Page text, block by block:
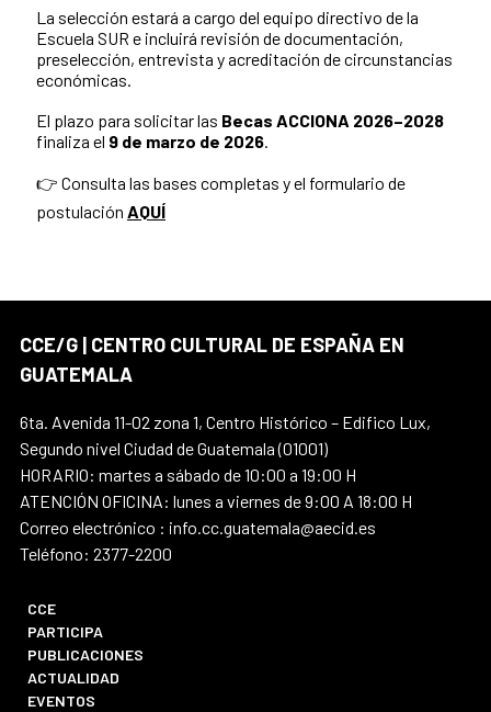
La selección estará a cargo del equipo directivo de la
Escuela SUR e incluirá revisión de documentación,
preselección, entrevista y acreditación de circunstancias
económicas.
El plazo para solicitar las Becas ACCIONA 2026–2028
finaliza el 9 de marzo de 2026.
👉 Consulta las bases completas y el formulario de
postulación AQUÍ
CCE/G | CENTRO CULTURAL DE ESPAÑA EN
GUATEMALA
6ta. Avenida 11-02 zona 1, Centro Histórico – Edifico Lux,
Segundo nivel Ciudad de Guatemala (01001)
HORARIO: martes a sábado de 10:00 a 19:00 H
ATENCIÓN OFICINA: lunes a viernes de 9:00 A 18:00 H
Correo electrónico : info.cc.guatemala@aecid.es
Teléfono: 2377-2200
CCE
PARTICIPA
PUBLICACIONES
ACTUALIDAD
EVENTOS